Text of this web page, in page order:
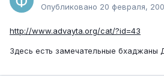
Опубликовано 20 февраля,
http://www.advayta.org/cat/?id=43
Здесь есть замечательные бхаджаны